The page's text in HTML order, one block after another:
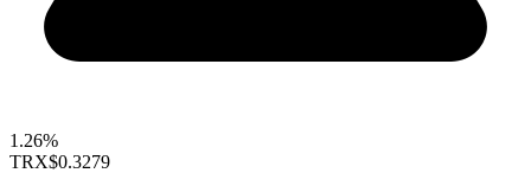
1.26%
TRX$0.3279